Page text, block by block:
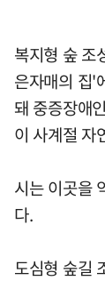
복지형 숲 조
은자매의 집'
돼 중증장애
이 사계절 자
시는 이곳을
다.
도심형 숲길